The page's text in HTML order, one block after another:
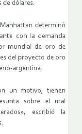
de dólares.
determinó
con la demanda
mundial de oro de
del proyecto de oro
argentina.
un motivo, tienen
sobre el mal
escribió la